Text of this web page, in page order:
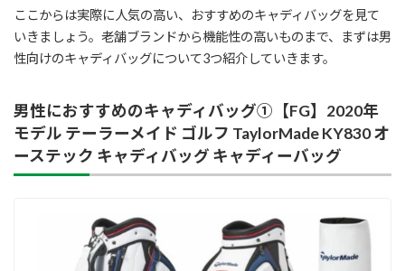
ここからは実際に人気の高い、おすすめのキャディバッグを見て
いきましょう。老舗ブランドから機能性の高いものまで、まずは男
性向けのキャディバッグについて3つ紹介していきます。
男性におすすめのキャディバッグ①【FG】2020年
モデル テーラーメイド ゴルフ TaylorMade KY830 オ
ーステック キャディバッグ キャディーバッグ